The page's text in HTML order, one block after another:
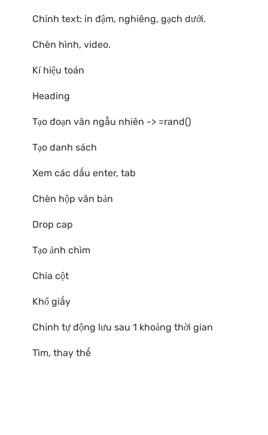
Chỉnh text: in đậm, nghiêng, gạch dưới.
Chèn hình, video.
Kí hiệu toán
Heading
Tạo đoạn văn ngẫu nhiên -> =rand()
Tạo danh sách
Xem các dấu enter, tab
Chèn hộp văn bản
Drop cap
Tạo ảnh chìm
Chia cột
Khổ giấy
Chỉnh tự động lưu sau 1 khoảng thời gian
Tìm, thay thế